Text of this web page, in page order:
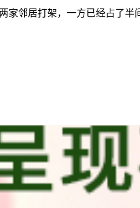
家邻居打架，一方已经占了半